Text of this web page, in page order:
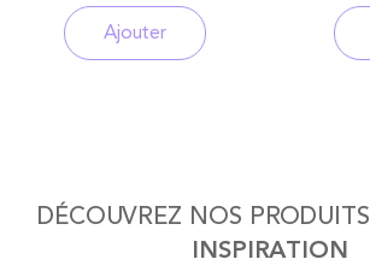
Ajouter
DÉCOUVREZ NOS PRODUITS
INSPIRATION